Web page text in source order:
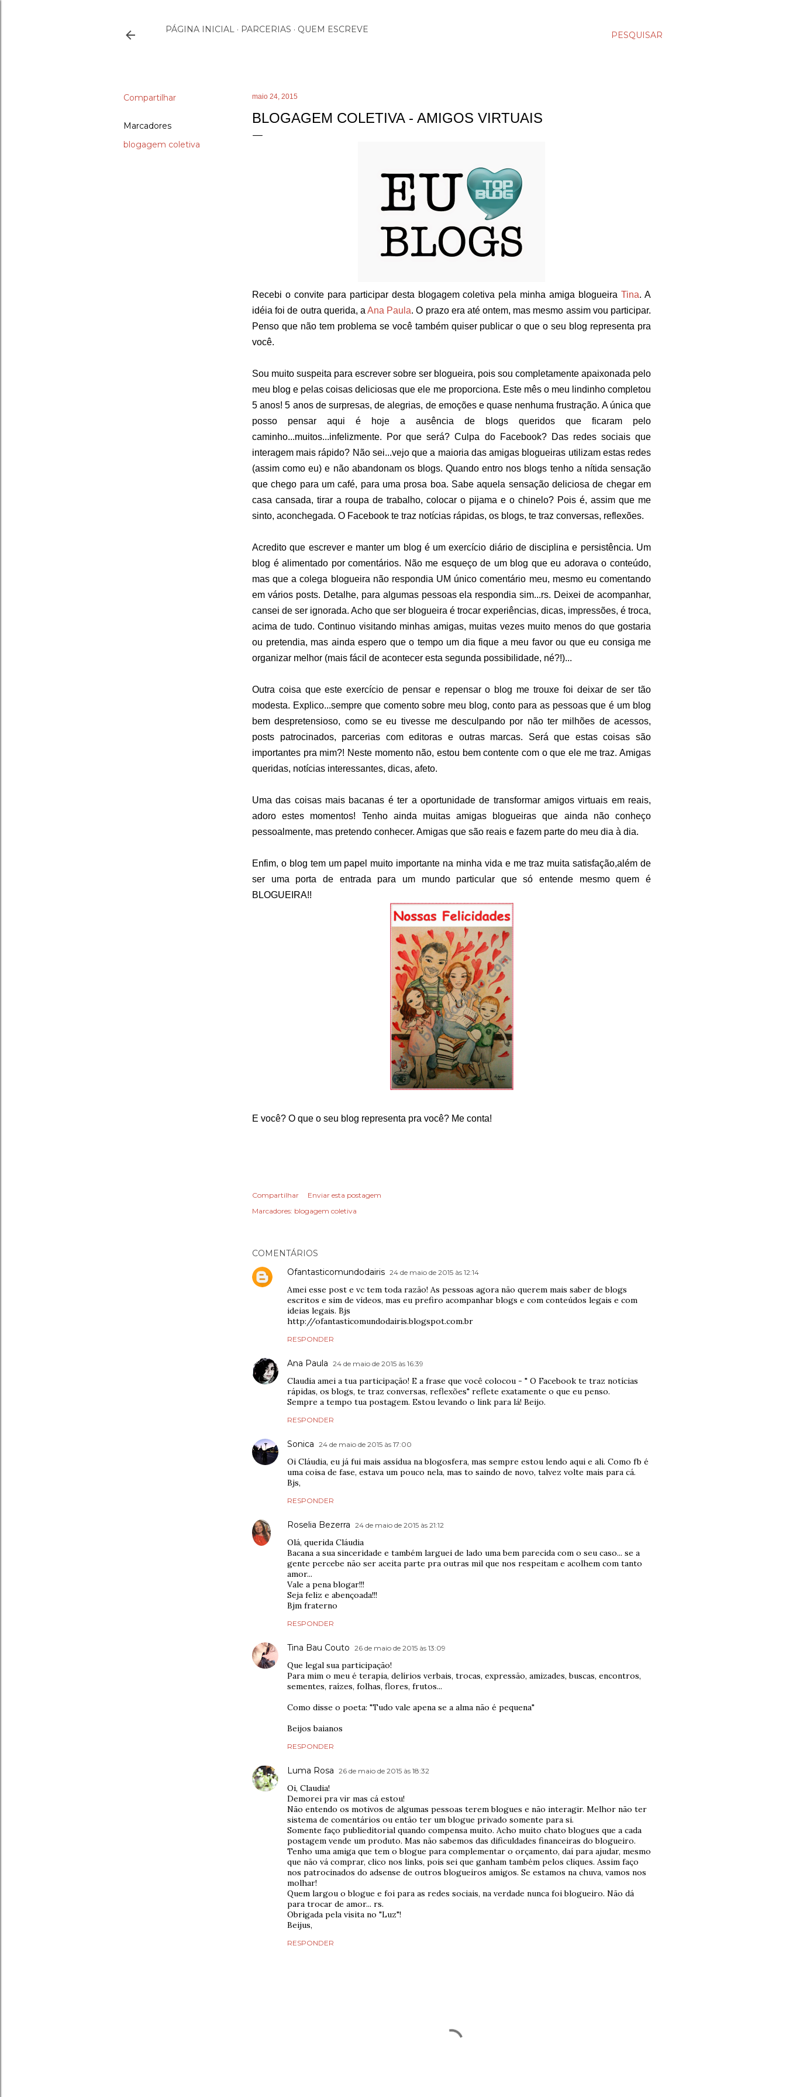
PESQUISAR
PÁGINA INICIAL PARCERIAS QUEM ESCREVE
Compartilhar
Marcadores
blogagem coletiva
maio 24, 2015
BLOGAGEM COLETIVA - AMIGOS VIRTUAIS
Recebi o convite para participar desta blogagem coletiva pela minha amiga blogueiraTina. A
idéia foi de outra querida, aAna Paula. O prazo era até ontem, mas mesmo assim vou participar.
Penso que não tem problema se você também quiser publicar o que o seu blog representa pra
você.
Sou muito suspeita para escrever sobre ser blogueira, pois sou completamente apaixonada pelo
meu blog e pelas coisas deliciosas que ele me proporciona. Este mês o meu lindinho completou
5 anos! 5 anos de surpresas, de alegrias, de emoções e quase nenhuma frustração. A única que
posso pensar aqui é hoje a ausência de blogs queridos que ficaram pelo
caminho...muitos...infelizmente. Por que será? Culpa do Facebook? Das redes sociais que
interagem mais rápido? Não sei...vejo que a maioria das amigas blogueiras utilizam estas redes
(assim como eu) e não abandonam os blogs. Quando entro nos blogs tenho a nítida sensação
que chego para um café, para uma prosa boa. Sabe aquela sensação deliciosa de chegar em
casa cansada, tirar a roupa de trabalho, colocar o pijama e o chinelo? Pois é, assim que me
sinto, aconchegada. O Facebook te traz notícias rápidas, os blogs, te traz conversas, reflexões.
Acredito que escrever e manter um blog é um exercício diário de disciplina e persistência. Um
blog é alimentado por comentários. Não me esqueço de um blog que eu adorava o conteúdo,
mas que a colega blogueira não respondia UM único comentário meu, mesmo eu comentando
em vários posts. Detalhe, para algumas pessoas ela respondia sim...rs. Deixei de acompanhar,
cansei de ser ignorada. Acho que ser blogueira é trocar experiências, dicas, impressões, é troca,
acima de tudo. Continuo visitando minhas amigas, muitas vezes muito menos do que gostaria
ou pretendia, mas ainda espero que o tempo um dia fique a meu favor ou que eu consiga me
organizar melhor (mais fácil de acontecer esta segunda possibilidade, né?!)...
Outra coisa que este exercício de pensar e repensar o blog me trouxe foi deixar de ser tão
modesta. Explico...sempre que comento sobre meu blog, conto para as pessoas que é um blog
bem despretensioso, como se eu tivesse me desculpando por não ter milhões de acessos,
posts patrocinados, parcerias com editoras e outras marcas. Será que estas coisas são
importantes pra mim?! Neste momento não, estou bem contente com o que ele me traz. Amigas
queridas, notícias interessantes, dicas, afeto.
Uma das coisas mais bacanas é ter a oportunidade de transformar amigos virtuais em reais,
adoro estes momentos! Tenho ainda muitas amigas blogueiras que ainda não conheço
pessoalmente, mas pretendo conhecer. Amigas que são reais e fazem parte do meu dia à dia.
Enfim, o blog tem um papel muito importante na minha vida e me traz muita satisfação,além de
ser uma porta de entrada para um mundo particular que só entende mesmo quem é
BLOGUEIRA!!
E você? O que o seu blog representa pra você? Me conta!
Compartilhar
Enviar esta postagem
Marcadores: blogagem coletiva
COMENTÁRIOS
Ofantasticomundodairis 24 de maio de 2015 às 12:14
Amei esse post e vc tem toda razão! As pessoas agora não querem mais saber de blogs
escritos e sim de vídeos, mas eu prefiro acompanhar blogs e com conteúdos legais e com
ideias legais. Bjs
http://ofantasticomundodairis.blogspot.com.br
RESPONDER
Ana Paula 24 de maio de 2015 às 16:39
Claudia amei a tua participação! E a frase que você colocou - " O Facebook te traz notícias
rápidas, os blogs, te traz conversas, reflexões" reflete exatamente o que eu penso.
Sempre a tempo tua postagem. Estou levando o link para lá! Beijo.
RESPONDER
Sonica 24 de maio de 2015 às 17:00
Oi Cláudia, eu já fui mais assídua na blogosfera, mas sempre estou lendo aqui e ali. Como fb é
uma coisa de fase, estava um pouco nela, mas to saindo de novo, talvez volte mais para cá.
Bjs,
RESPONDER
Roselia Bezerra 24 de maio de 2015 às 21:12
Olá, querida Cláudia
Bacana a sua sinceridade e também larguei de lado uma bem parecida com o seu caso... se a
gente percebe não ser aceita parte pra outras mil que nos respeitam e acolhem com tanto
amor...
Vale a pena blogar!!!
Seja feliz e abençoada!!!
Bjm fraterno
RESPONDER
Tina Bau Couto 26 de maio de 2015 às 13:09
Que legal sua participação!
Para mim o meu é terapia, delírios verbais, trocas, expressão, amizades, buscas, encontros,
sementes, raízes, folhas, flores, frutos...
Como disse o poeta: "Tudo vale apena se a alma não é pequena"
Beijos baianos
RESPONDER
Luma Rosa 26 de maio de 2015 às 18:32
Oi, Claudia!
Demorei pra vir mas cá estou!
Não entendo os motivos de algumas pessoas terem blogues e não interagir. Melhor não ter
sistema de comentários ou então ter um blogue privado somente para si.
Somente faço publieditorial quando compensa muito. Acho muito chato blogues que a cada
postagem vende um produto. Mas não sabemos das dificuldades financeiras do blogueiro.
Tenho uma amiga que tem o blogue para complementar o orçamento, daí para ajudar, mesmo
que não vá comprar, clico nos links, pois sei que ganham também pelos cliques. Assim faço
nos patrocinados do adsense de outros blogueiros amigos. Se estamos na chuva, vamos nos
molhar!
Quem largou o blogue e foi para as redes sociais, na verdade nunca foi blogueiro. Não dá
para trocar de amor... rs.
Obrigada pela visita no "Luz"!
Beijus,
RESPONDER